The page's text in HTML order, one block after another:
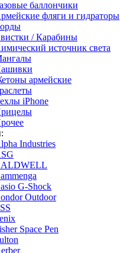
баллончики
фляги и гидраторы
/ Карабины
источник света
армейские
iPhone
Industries
G-Shock
Outdoor
Space Pen